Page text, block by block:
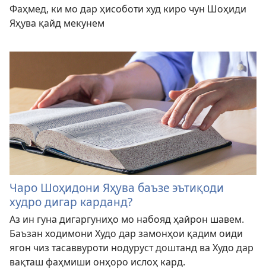
Фаҳмед, ки мо дар ҳисоботи худ киро чун Шоҳиди
Яҳува қайд мекунем
Чаро Шоҳидони Яҳува баъзе эътиқоди
худро дигар карданд?
Аз ин гуна дигаргуниҳо мо набояд ҳайрон шавем.
Баъзан ходимони Худо дар замонҳои қадим оиди
ягон чиз тасаввуроти нодуруст доштанд ва Худо дар
вақташ фаҳмиши онҳоро ислоҳ кард.